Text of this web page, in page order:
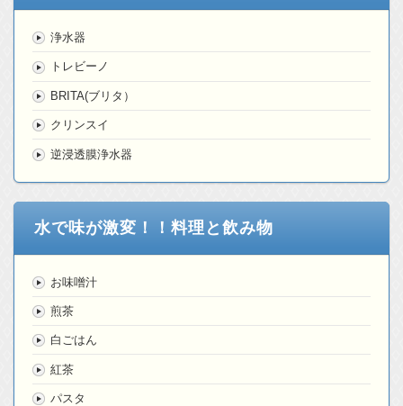
浄水器
トレビーノ
BRITA(ブリタ）
クリンスイ
逆浸透膜浄水器
水で味が激変！！料理と飲み物
お味噌汁
煎茶
白ごはん
紅茶
パスタ